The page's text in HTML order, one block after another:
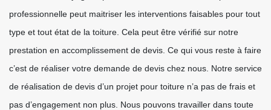
professionnelle peut maitriser les interventions faisables pour tout
type et tout état de la toiture. Cela peut être vérifié sur notre
prestation en accomplissement de devis. Ce qui vous reste à faire
c’est de réaliser votre demande de devis chez nous. Notre service
de réalisation de devis d’un projet pour toiture n’a pas de frais et
pas d’engagement non plus. Nous pouvons travailler dans toute